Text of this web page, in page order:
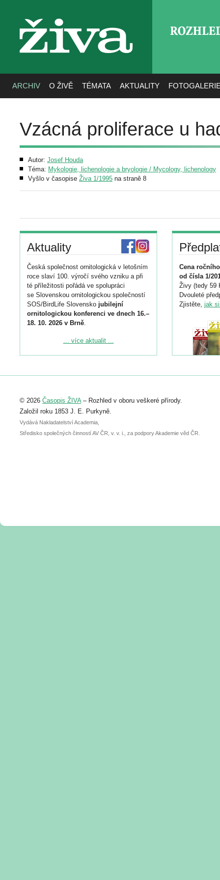
živa
ARCHIV O ŽIVĚ TÉMATA AKTUALITY
Vzácná proliferace u
Autor: Josef Houda
Téma: Mykologie, lichenologie a bryologie / Mycology, lichenology
Vyšlo v časopise Živa 1/1995 na straně 8
Aktuality
Česká společnost ornitologická v letošním
roce slaví 100. výročí svého vzniku a při
té příležitosti pořádá ve spolupráci
se Slovenskou ornitologickou společností
SOS/BirdLife Slovensko jubilejní
ornitologickou konferenci ve dnech 16.–
18. 10. 2026 v Brně.
Podrobnější informace ke konferenci
Registrovat se můžete do 6. září.
abstraktu přihlášené přednášky nebo
posteru je už 30. června.
... více aktualit ...
Cena
od čísla 1/
Živy (tedy 59
Dvouleté
Zjistěte, jak
© 2026 Časopis ŽIVA– Rozhled v oboru veškeré přírody.
Založil roku 1853 J. E. Purkyně.
Vydává Nakladatelství Academia,
Středisko společných činností AV ČR, v. v. i., za podpory Akademie věd ČR.